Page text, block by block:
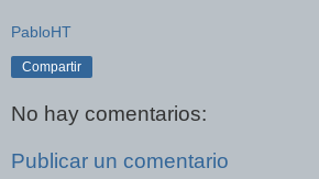
PabloHT
Compartir
No hay comentarios:
Publicar un comentario